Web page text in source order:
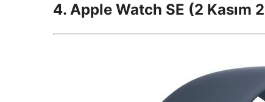
4. Apple Watch SE (2 Kasım